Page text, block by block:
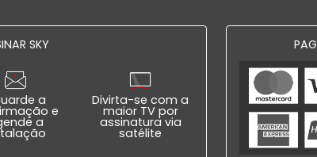
SKY
a
e
a
Divirta-se com a
maior TV por
assinatura via
satélite